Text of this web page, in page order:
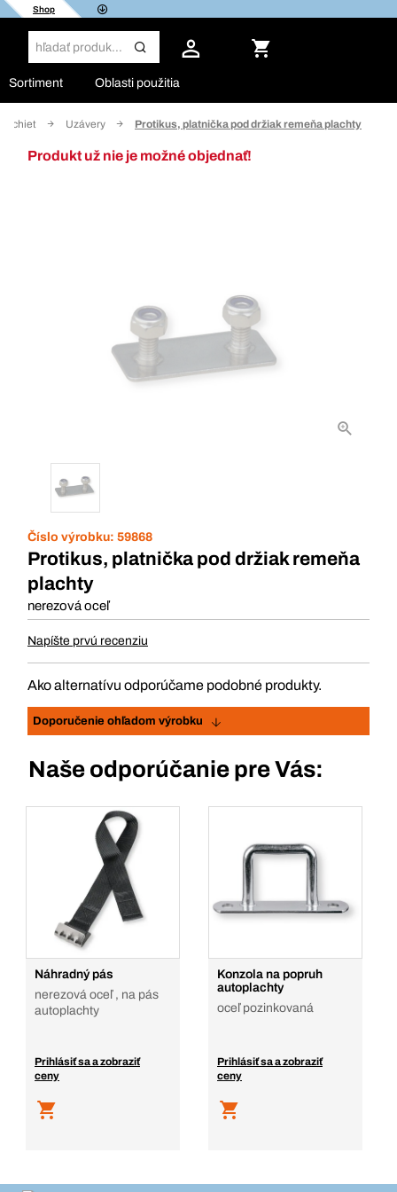
Shop
Sortiment Oblasti použitia
Uzávery Protikus, platnička pod držiak remeňa plachty
Produkt už nie je možné objednať!
Číslo výrobku: 59868
Protikus, platnička pod držiak remeňa
plachty
nerezová oceľ
Napíšte prvú recenziu
Ako alternatívu odporúčame podobné produkty.
Doporučenie ohľadom výrobku
Naše odporúčanie pre Vás:
Náhradný pás
nerezová oceľ , na pás
autoplachty
Prihlásiť sa a zobraziť
ceny
Konzola na popruh
autoplachty
oceľ pozinkovaná
Prihlásiť sa a zobraziť
ceny